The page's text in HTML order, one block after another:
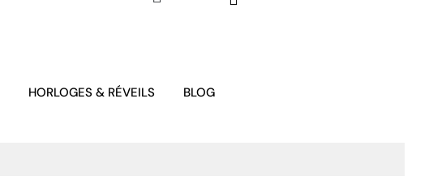
HORLOGES & RÉVEILS BLOG